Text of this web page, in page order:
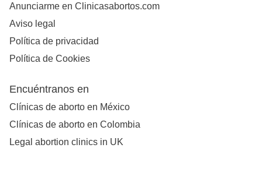
Anunciarme en Clinicasabortos.com
Aviso legal
Política de privacidad
Política de Cookies
Encuéntranos en
Clínicas de aborto en México
Clínicas de aborto en Colombia
Legal abortion clinics in UK